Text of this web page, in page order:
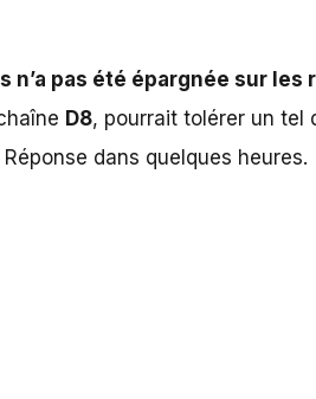
n’a pas été épargnée sur les
D8, pourrait tolérer un tel
Réponse dans quelques heures.